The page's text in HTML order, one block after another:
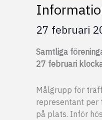
27 februari
Samtliga
27 februari
Målgrupp för
representant per
på plats. Inför